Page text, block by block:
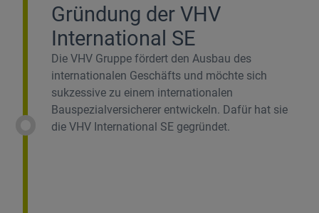
Gründung der VHV
International SE
Die VHV Gruppe fördert den Ausbau des
internationalen Geschäfts und möchte sich
sukzessive zu einem internationalen
Bauspezialversicherer entwickeln. Dafür hat sie
die VHV International SE gegründet.